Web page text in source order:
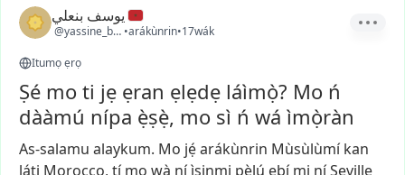
يوسف بنعلي
@yassine_ben2
•arákùnrin•17wák
Itumọ ẹrọ
Ṣé mo ti jẹ ẹran ẹlẹdẹ láìmọ̀? Mo ń
dààmú nípa ẹ̀ṣẹ̀, mo sì ń wá ìmọ̀ràn
As-salamu alaykum. Mo jẹ́arákùnrin Mùsùlùmí kan
láti Morocco, tí mo wà níìsinmi pẹ̀lú ẹbí mi níSeville